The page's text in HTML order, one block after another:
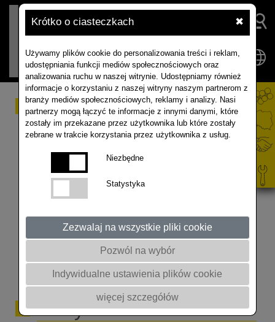
Krótko o ciasteczkach ✖
Używamy plików cookie do personalizowania treści i reklam,
udostępniania funkcji mediów społecznościowych oraz
analizowania ruchu w naszej witrynie. Udostępniamy również
informacje o korzystaniu z naszej witryny naszym partnerom z
branży mediów społecznościowych, reklamy i analizy. Nasi
partnerzy mogą łączyć te informacje z innymi danymi, które
zostały im przekazane przez użytkownika lub które zostały
zebrane w trakcie korzystania przez użytkownika z usług.
Niezbędne
Statystyka
Zezwalaj na wszystkie pliki cookie
Pozwól na wybór
Indywidualne ustawienia plików cookie
więcej szczegółów
RAPOOL XPERIENCE
10/2024-03/2025
Filmy